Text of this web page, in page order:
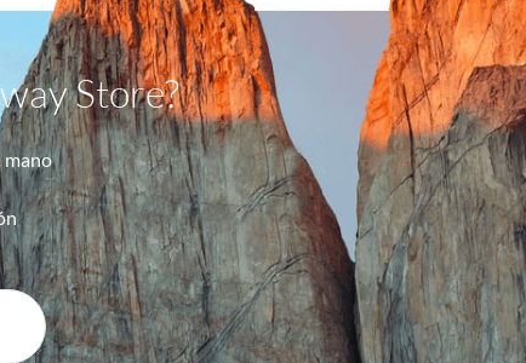
Store?
mano